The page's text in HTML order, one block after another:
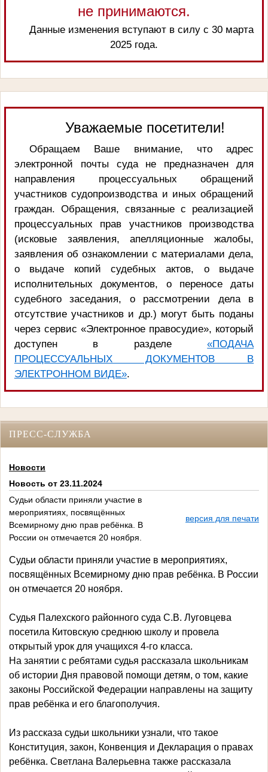
не принимаются.
Данные изменения вступают в силу с 30 марта
2025 года.
Уважаемые посетители!
Обращаем Ваше внимание, что адрес
электронной почты суда не предназначен для
направления процессуальных обращений
участников судопроизводства и иных обращений
граждан. Обращения, связанные с реализацией
процессуальных прав участников производства
(исковые заявления, апелляционные жалобы,
заявления об ознакомлении с материалами дела,
о выдаче копий судебных актов, о выдаче
исполнительных документов, о переносе даты
судебного заседания, о рассмотрении дела в
отсутствие участников и др.) могут быть поданы
через сервис «Электронное правосудие», который
доступен в разделе«ПОДАЧА
ПРОЦЕССУАЛЬНЫХ ДОКУМЕНТОВ В
ЭЛЕКТРОННОМ ВИДЕ».
ПРЕСС-СЛУЖБА
Новости
Новость от 23.11.2024
Судьи области приняли участие в
мероприятиях, посвящённых
Всемирному дню прав ребёнка. В
России он отмечается 20 ноября.
версия для печати
Судьи области приняли участие в мероприятиях,
посвящённых Всемирному дню прав ребёнка. В России
он отмечается 20 ноября.
Судья Палехского районного суда С.В. Луговцева
посетила Китовскую среднюю школу и провела
открытый урок для учащихся 4-го класса.
На занятии с ребятами судья рассказала школьникам
об истории Дня правовой помощи детям, о том, какие
законы Российской Федерации направлены на защиту
прав ребёнка и его благополучия.
Из рассказа судьи школьники узнали, что такое
Конституция, закон, Конвенция и Декларация о правах
ребёнка. Светлана Валерьевна также рассказала